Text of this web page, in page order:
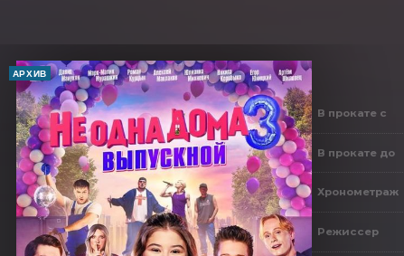
АРХИВ
В прокате с
В прокате до
Хронометраж
Режиссер